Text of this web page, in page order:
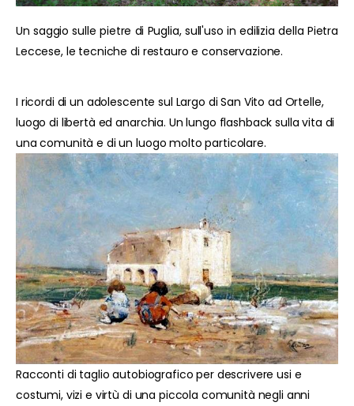
Un saggio sulle pietre di Puglia, sull'uso in edilizia della Pietra
Leccese, le tecniche di restauro e conservazione.
I ricordi di un adolescente sul Largo di San Vito ad Ortelle,
luogo di libertà ed anarchia. Un lungo flashback sulla vita di
una comunità e di un luogo molto particolare.
Racconti di taglio autobiografico per descrivere usi e
costumi, vizi e virtù di una piccola comunità negli anni